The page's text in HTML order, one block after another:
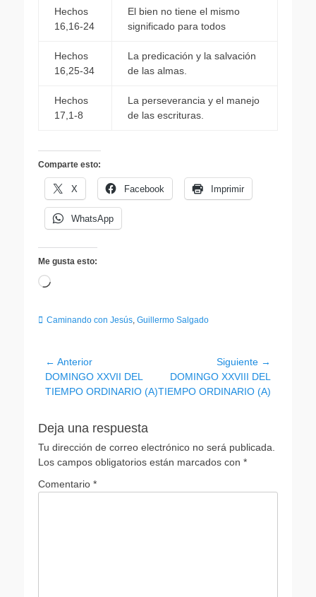
Hechos
16,16-24
El bien no tiene el mismo
significado para todos
Hechos
16,25-34
La predicación y la salvación
de las almas.
Hechos
17,1-8
La perseverancia y el manejo
de las escrituras.
Comparte esto:
X Facebook Imprimir
WhatsApp
Me gusta esto:
Cargando...
Categorias
Caminando con Jesús, Guillermo Salgado
Navegación
de
entradas
← Anterior
Entrada
anterior:
DOMINGO XXVII DEL
TIEMPO ORDINARIO (A)
Siguiente →
Entrada
siguiente:
DOMINGO XXVIII DEL
TIEMPO ORDINARIO (A)
Deja una respuesta
Tu dirección de correo electrónico no será publicada.
Los campos obligatorios están marcados con *
Comentario *